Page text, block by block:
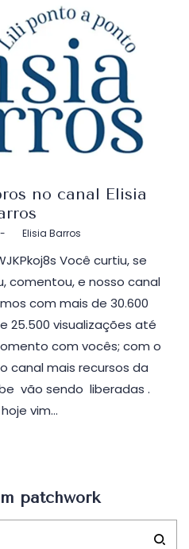
no canal Elisia
byElisia Barros
Você curtiu, se
comentou, e nosso canal
com mais de 30.600
25.500 visualizações até
com vocês; com o
canal mais recursos da
vão sendo liberadas .
vim…
patchwork